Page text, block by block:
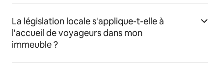
La législation locale s'applique-t-elle à
l'accueil de voyageurs dans mon
immeuble ?